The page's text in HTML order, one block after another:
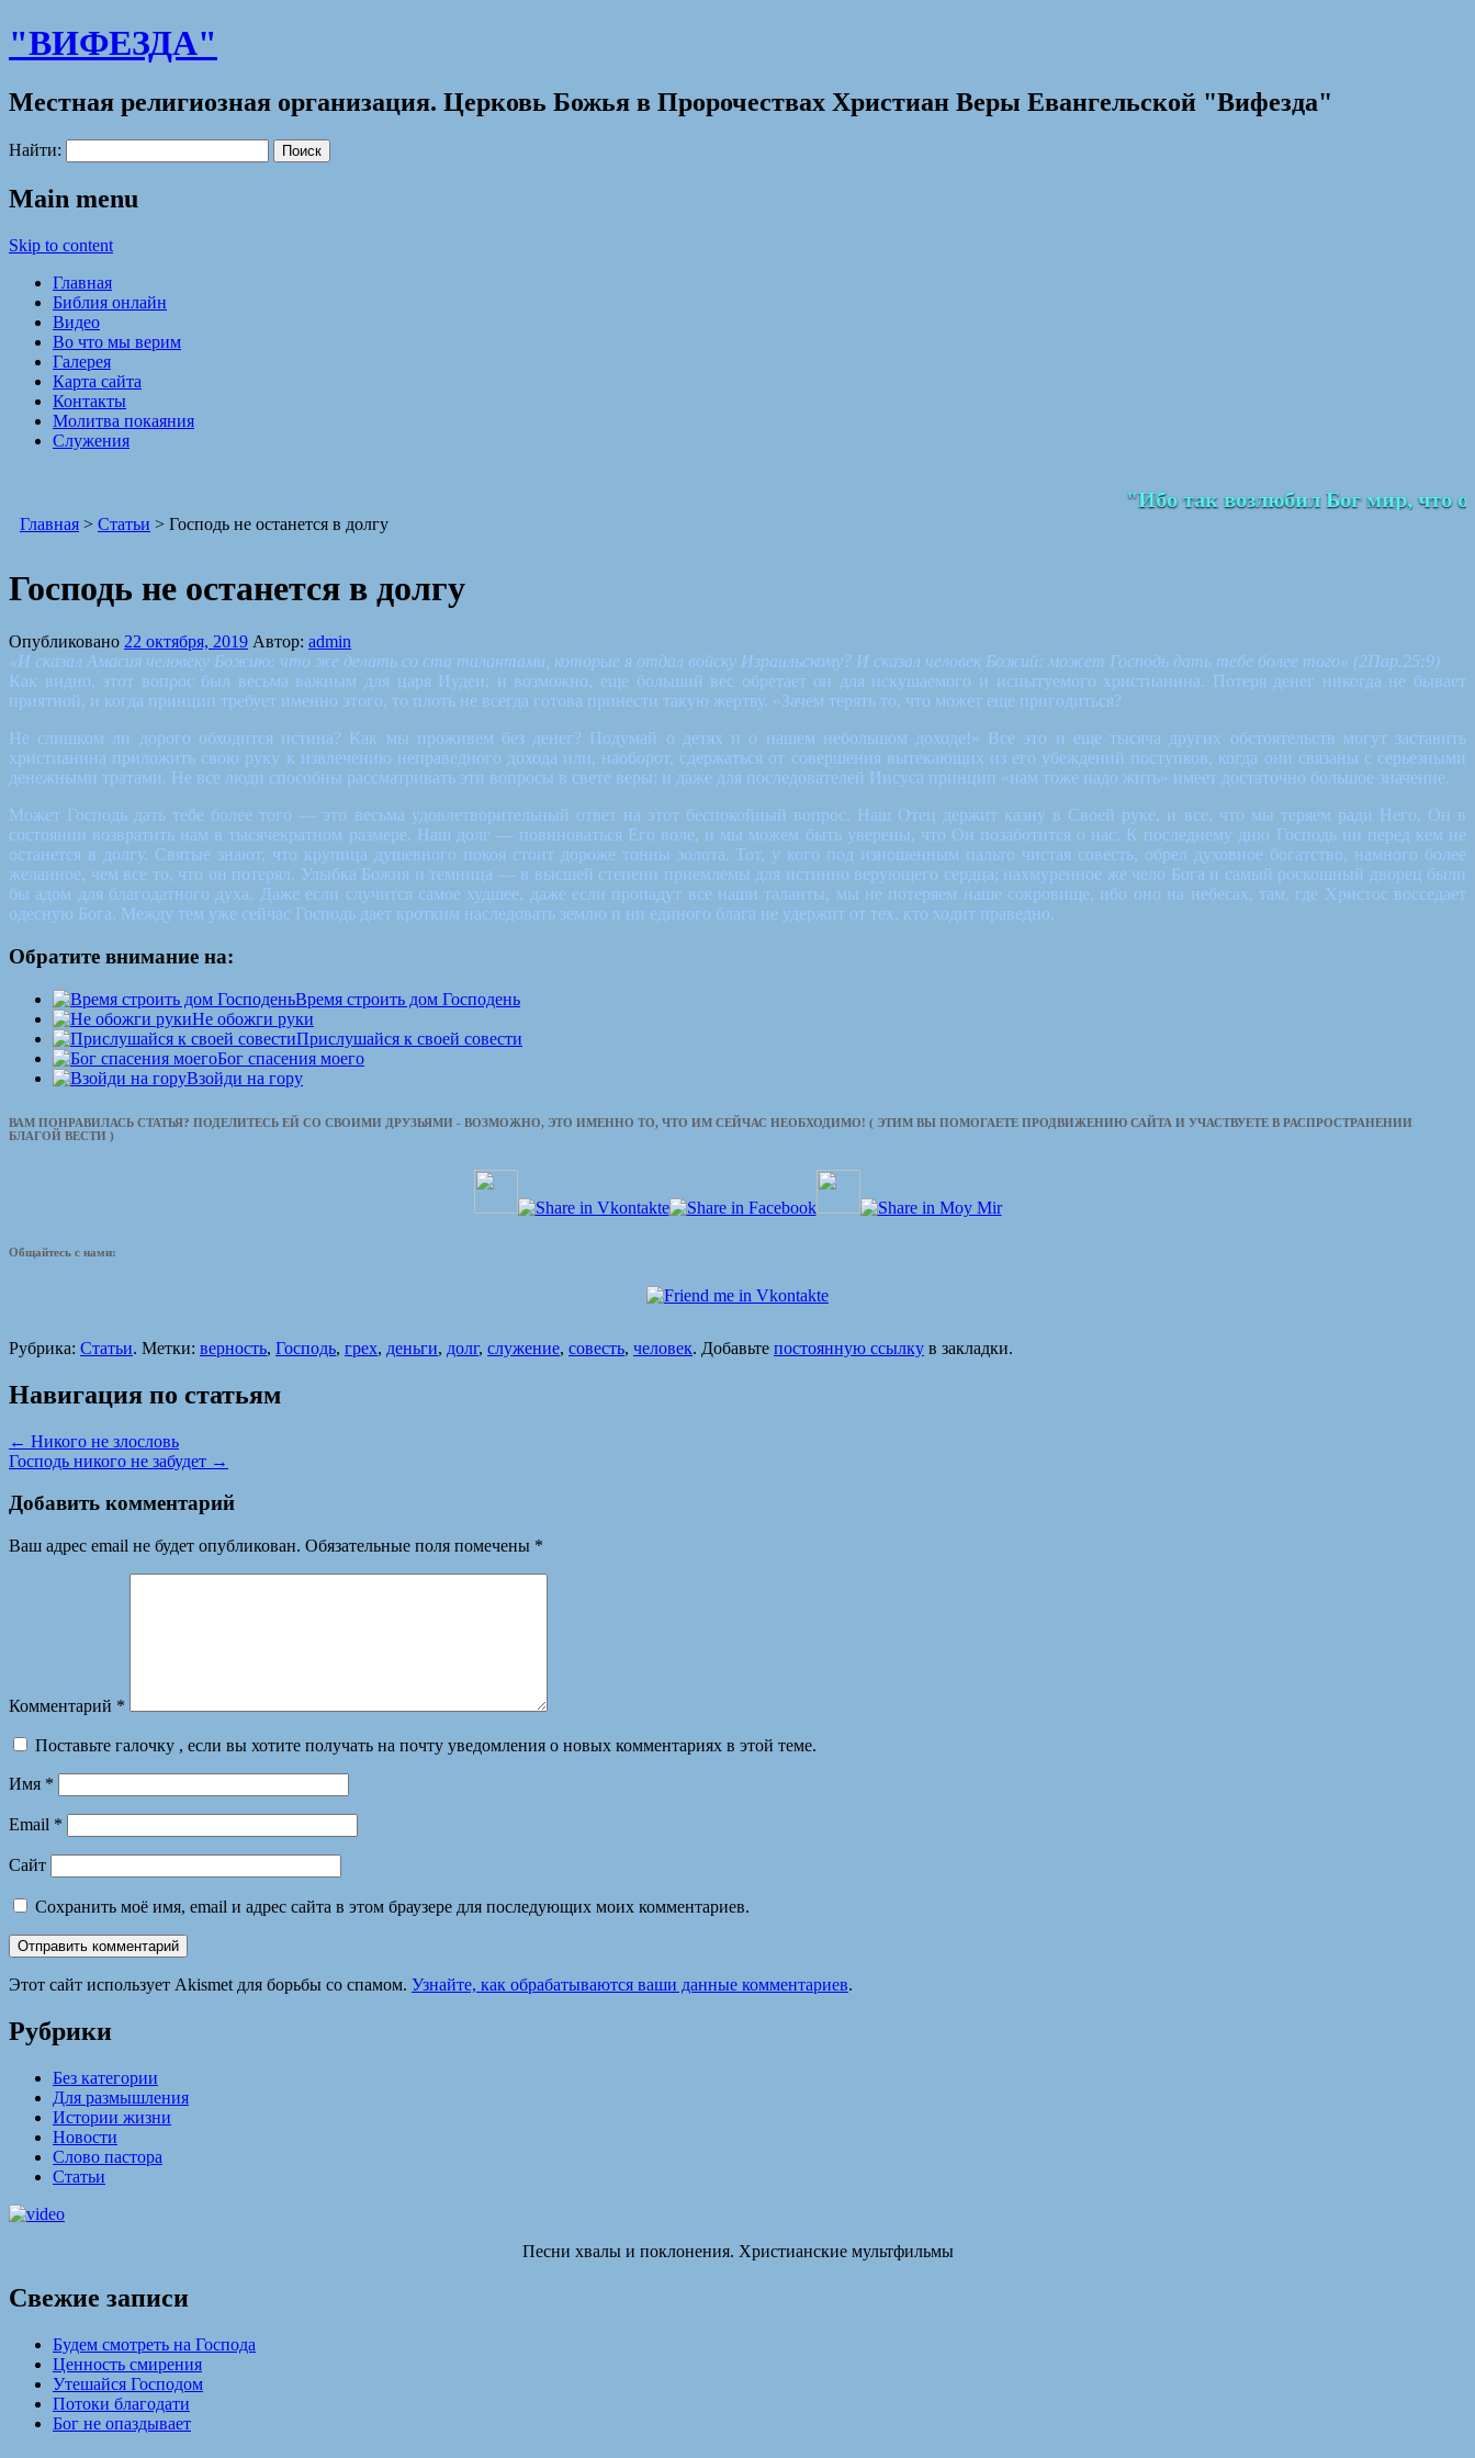
"ВИФЕЗДА"
Местная религиозная организация. Церковь Божья в Пророчествах Христиан Веры Евангельской "Вифезда"
Найти:
Main menu
Skip to content
Главная
Библия онлайн
Видео
Во что мы верим
Галерея
Карта сайта
Контакты
Молитва покаяния
Служения
"Ибо так возлюбил Бог мир, что
Главная > Статьи > Господь не останется в долгу
Господь не останется в долгу
Опубликовано 22 октября, 2019 Автор: admin
«И сказал Амасия человеку Божию: что же делать со ста талантами, которые я отдал войску Израильскому? И сказал человек Божий: может Господь дать тебе более того» (2Пар.25:9)
Как видно, этот вопрос был весьма важным для царя Иудеи; и возможно, еще больший вес обретает он для искушаемого и испытуемого христианина. Потеря денег никогда не бывает
приятной, и когда принцип требует именно этого, то плоть не всегда готова принести такую жертву. «Зачем терять то, что может еще пригодиться?
Не слишком ли дорого обходится истина? Как мы проживем без денег? Подумай о детях и о нашем небольшом доходе!» Все это и еще тысяча других обстоятельств могут заставить
христианина приложить свою руку к извлечению неправедного дохода или, наоборот, сдержаться от совершения вытекающих из его убеждений поступков, когда они связаны с серьезными
денежными тратами. Не все люди способны рассматривать эти вопросы в свете веры; и даже для последователей Иисуса принцип «нам тоже надо жить» имеет достаточно большое значение.
Может Господь дать тебе более того — это весьма удовлетворительный ответ на этот беспокойный вопрос. Наш Отец держит казну в Своей руке, и все, что мы теряем ради Него, Он в
состоянии возвратить нам в тысячекратном размере. Наш долг — повиноваться Его воле, и мы можем быть уверены, что Он позаботится о нас. К последнему дню Господь ни перед кем не
останется в долгу. Святые знают, что крупица душевного покоя стоит дороже тонны золота. Тот, у кого под изношенным пальто чистая совесть, обрел духовное богатство, намного более
желанное, чем все то, что он потерял. Улыбка Божия и темница — в высшей степени приемлемы для истинно верующего сердца; нахмуренное же чело Бога и самый роскошный дворец были
бы адом для благодатного духа. Даже если случится самое худшее, даже если пропадут все наши таланты, мы не потеряем наше сокровище, ибо оно на небесах, там, где Христос восседает
одесную Бога. Между тем уже сейчас Господь дает кротким наследовать землю и ни единого блага не удержит от тех, кто ходит праведно.
Обратите внимание на:
Время строить дом Господень
Не обожги руки
Прислушайся к своей совести
Бог спасения моего
Взойди на гору
ВАМ ПОНРАВИЛАСЬ СТАТЬЯ? ПОДЕЛИТЕСЬ ЕЙ СО СВОИМИ ДРУЗЬЯМИ - ВОЗМОЖНО, ЭТО ИМЕННО ТО, ЧТО ИМ СЕЙЧАС НЕОБХОДИМО! ( ЭТИМ ВЫ ПОМОГАЕТЕ ПРОДВИЖЕНИЮ САЙТА И УЧАСТВУЕТЕ В РАСПРОСТРАНЕНИИ
БЛАГОЙ ВЕСТИ )
Общайтесь с нами:
Рубрика: Статьи. Метки: верность, Господь, грех, деньги, долг, служение, совесть, человек. Добавьте постоянную ссылку в закладки.
Навигация по статьям
← Никого не злословь
Господь никого не забудет →
Добавить комментарий
Ваш адрес email не будет опубликован. Обязательные поля помечены *
Комментарий *
Поставьте галочку , если вы хотите получать на почту уведомления о новых комментариях в этой теме.
Имя *
Email *
Сайт
Сохранить моё имя, email и адрес сайта в этом браузере для последующих моих комментариев.
Этот сайт использует Akismet для борьбы со спамом. Узнайте, как обрабатываются ваши данные комментариев.
Рубрики
Без категории
Для размышления
Истории жизни
Новости
Слово пастора
Статьи
Песни хвалы и поклонения. Христианские мультфильмы
Свежие записи
Будем смотреть на Господа
Ценность смирения
Утешайся Господом
Потоки благодати
Бог не опаздывает